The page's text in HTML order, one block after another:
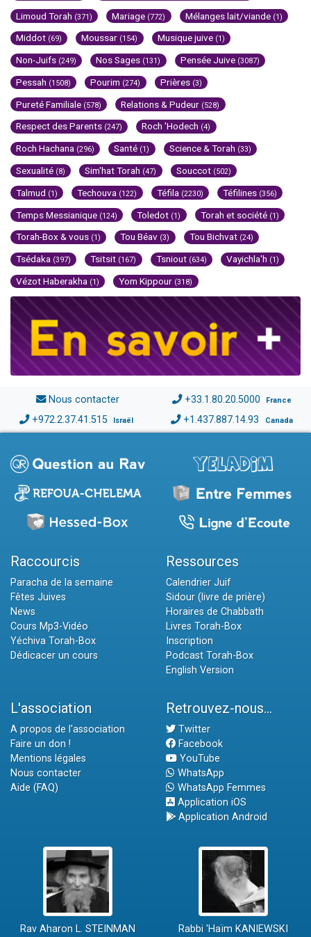
Limoud Torah (371) Mariage (772) Mélanges lait/viande (1)
Middot (69) Moussar (154) Musique juive (1)
Non-Juifs (249) Nos Sages (131) Pensée Juive (3087)
Pessah (1508) Pourim (274) Prières (3)
Pureté Familiale (578) Relations & Pudeur (528)
Respect des Parents (247) Roch 'Hodech (4)
Roch Hachana (296) Santé (1) Science & Torah (33)
Sexualité (8) Sim'hat Torah (47) Souccot (502)
Talmud (1) Techouva (122) Téfila (2230) Téfilines (356)
Temps Messianique (124) Toledot (1) Torah et société (1)
Torah-Box & vous (1) Tou Béav (3) Tou Bichvat (24)
Tsédaka (397) Tsitsit (167) Tsniout (634) Vayichla'h (1)
Vézot Haberakha (1) Yom Kippour (318)
Nous contacter +33.1.80.20.5000 France
+972.2.37.41.515 Israël +1.437.887.14.93 Canada
Raccourcis
Paracha de la semaine
Fêtes Juives
News
Cours Mp3-Vidéo
Yéchiva Torah-Box
Dédicacer un cours
Ressources
Calendrier Juif
Sidour (livre de prière)
Horaires de Chabbath
Livres Torah-Box
Inscription
Podcast Torah-Box
English Version
L'association
A propos de l'association
Faire un don !
Mentions légales
Nous contacter
Aide (FAQ)
Retrouvez-nous...
Twitter
Facebook
YouTube
WhatsApp
WhatsApp Femmes
Application iOS
Application Android
Rav Aharon L. STEINMAN Rabbi 'Haïm KANIEWSKI